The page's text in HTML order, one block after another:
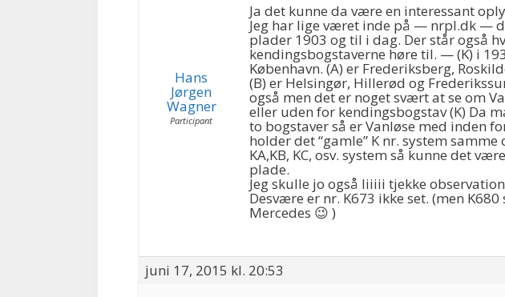
Hans
Jørgen
Wagner
Participant
Ja det kunne da være en interessant
Jeg har lige været inde på — nrpl.dk —
plader 1903 og til i dag. Der står også
kendingsbogstaverne høre til. — (K) i
København. (A) er Frederiksberg,
(B) er Helsingør, Hillerød og
også men det er noget svært at se om
eller uden for kendingsbogstav (K) Da
to bogstaver så er Vanløse med inden
holder det “gamle” K nr. system
KA,KB, KC, osv. system så kunne det
plade.
Jeg skulle jo også liiiii tjekke
Desvære er nr. K673 ikke set. (men K680
Mercedes 😉 )
juni 17, 2015 kl. 20:53